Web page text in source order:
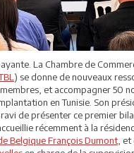
La Chambre de
) se donne de nouveaux
et accompagner 50
en Tunisie. Son
de présenter ce premier
récemment à la
Belgique François Dumont, et